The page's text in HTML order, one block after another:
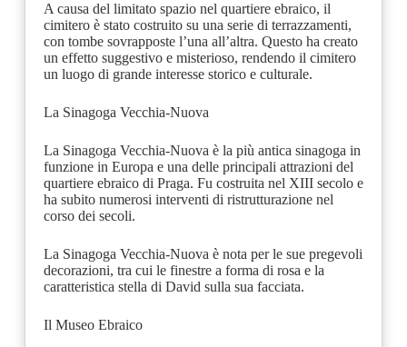
A causa del limitato spazio nel quartiere ebraico, il
cimitero è stato costruito su una serie di terrazzamenti,
con tombe sovrapposte l’una all’altra. Questo ha creato
un effetto suggestivo e misterioso, rendendo il cimitero
un luogo di grande interesse storico e culturale.
La Sinagoga Vecchia-Nuova
La Sinagoga Vecchia-Nuova è la più antica sinagoga in
funzione in Europa e una delle principali attrazioni del
quartiere ebraico di Praga. Fu costruita nel XIII secolo e
ha subito numerosi interventi di ristrutturazione nel
corso dei secoli.
La Sinagoga Vecchia-Nuova è nota per le sue pregevoli
decorazioni, tra cui le finestre a forma di rosa e la
caratteristica stella di David sulla sua facciata.
Il Museo Ebraico